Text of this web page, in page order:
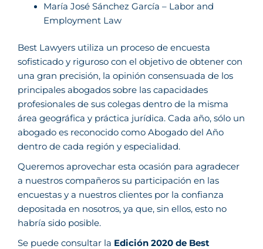
María José Sánchez García – Labor and
Employment Law
Best Lawyers utiliza un proceso de encuesta
sofisticado y riguroso con el objetivo de obtener con
una gran precisión, la opinión consensuada de los
principales abogados sobre las capacidades
profesionales de sus colegas dentro de la misma
área geográfica y práctica jurídica. Cada año, sólo un
abogado es reconocido como Abogado del Año
dentro de cada región y especialidad.
Queremos aprovechar esta ocasión para agradecer
a nuestros compañeros su participación en las
encuestas y a nuestros clientes por la confianza
depositada en nosotros, ya que, sin ellos, esto no
habría sido posible.
Se puede consultar la Edición 2020 de Best